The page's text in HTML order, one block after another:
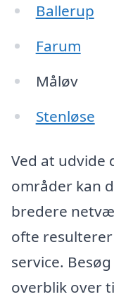
Ballerup
Farum
Måløv
Stenløse
Ved at udvide
områder kan
bredere
ofte
service.
overblik over